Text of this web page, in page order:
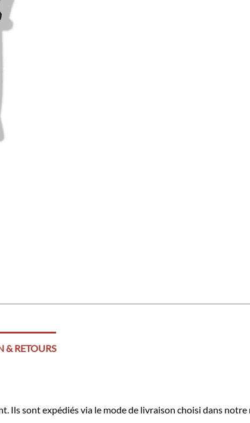
& RETOURS
Ils sont expédiés via le mode de livraison choisi dans